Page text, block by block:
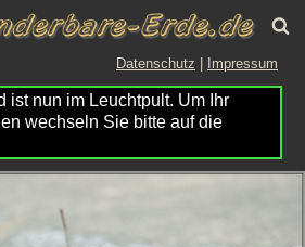
Datenschutz Impressum
ist nun im Leuchtpult. Um Ihr
wechseln Sie bitte auf die